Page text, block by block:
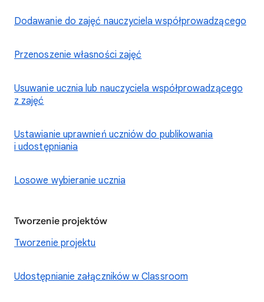
Dodawanie do zajęć nauczyciela współprowadzącego
Przenoszenie własności zajęć
Usuwanie ucznia lub nauczyciela współprowadzącego
z zajęć
Ustawianie uprawnień uczniów do publikowania
i udostępniania
Losowe wybieranie ucznia
Tworzenie projektów
Tworzenie projektu
Udostępnianie załączników w Classroom